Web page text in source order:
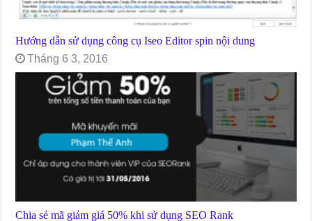
Hướng dẫn sử dụng công cụ Iseo Editor spin nội dung
Tháng 6 3, 2016
Chia sẻ mã giảm giá 50% khi sử dụng SEO Rank